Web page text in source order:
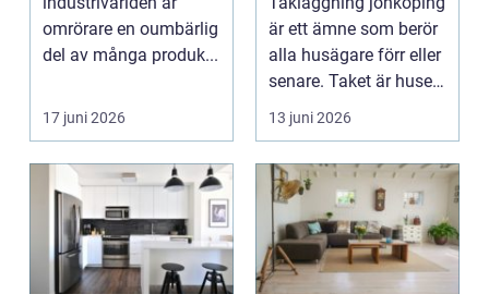
omrörare en oumbärlig
del av många produk...
17 juni 2026
är ett ämne som berör
alla husägare förr eller
senare. Taket är husets
viktiga...
13 juni 2026